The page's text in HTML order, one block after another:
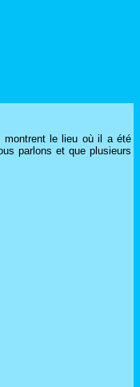
montrent le lieu où il a été
parlons et que plusieurs